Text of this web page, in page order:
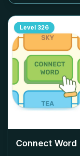
Level 326
Connect Word